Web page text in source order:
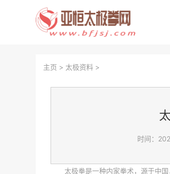
主页 > 太极资料 >
时间：
太极拳是一种内家拳术，源于中